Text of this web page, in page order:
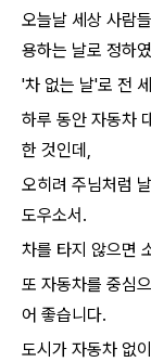
오늘날 세상 사람
용하는 날로 정하
'차 없는 날'로 전
하루 동안 자동차
한 것인데,
오히려 주님처럼
도우소서.
차를 타지 않으면
또 자동차를 중심
어 좋습니다.
도시가 자동차 없